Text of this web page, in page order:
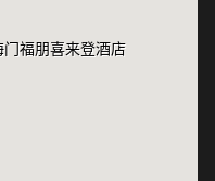
南通海门福朋喜来登酒
南通海门福朋喜来登酒